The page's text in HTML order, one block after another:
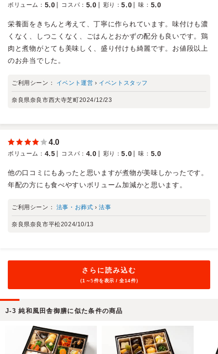
ボリューム ： 5.0 コスパ ： 5.0 彩り ：5.0 味 ： 5.0
栄養面をきちんと考えて、丁寧に作られています。味付けも濃
くなく、しつこくなく、ごはんとおかずの配分も良いです。鶏
肉と煮物がとても美味しく、盛り付けも綺麗です。お値段以上
のお弁当でした。
ご利用シーン： イベント運営 › イベントスタッフ
奈良県奈良市西大寺芝町2024/12/23
4.0
ボリューム ： 4.5 コスパ ： 4.0 彩り ：5.0 味 ： 5.0
他の口コミにもあったと思いますが煮物が美味しかったです。
年配の方にも食べやすいボリューム加減かと思います。
ご利用シーン： 法事・お葬式 ›法事
奈良県奈良市平松2024/10/13
さらに読み込む
（1～5件を表示 / 全14件）
J-3 純和風田舎御膳に似た条件の商品